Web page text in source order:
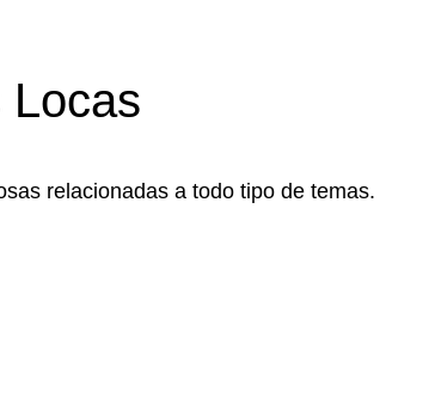
Locas
relacionadas a todo tipo de temas.